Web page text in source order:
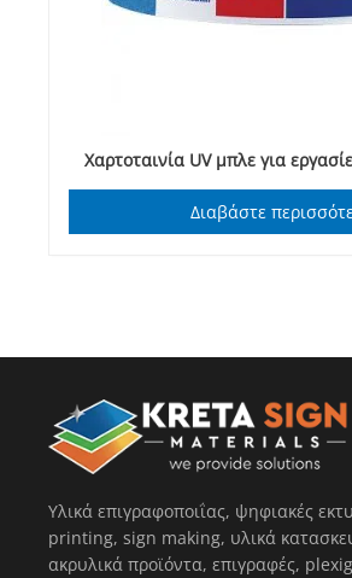
Χαρτοταινία UV μπλε για
Διαβάστε
Υλικά επιγραφοποιΐας, ψηφιακές
printing, sign making, υλικά
ακρυλικά προϊόντα, επιγραφές,